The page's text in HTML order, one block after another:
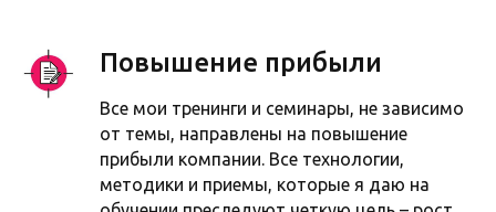
Повышение прибыли
Все мои тренинги и семинары, не зависимо
от темы, направлены на повышение
прибыли компании. Все технологии,
методики и приемы, которые я даю на